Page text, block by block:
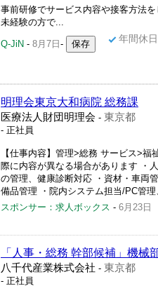
事前研修でサービス内容や接客方法を
未経験の方で...
Q-JiN - 8月7日 - 年間休
明理会東京大和病院 総務課
医療法人財団明理会 - 東京都
- 正社員
【仕事内容】管理>総務 サービス>
際に内容が異なる場合があります ・
の管理、健康診断対応 ・資材・車両
備品管理 ・院内システム担当/PC管
スポンサー：求人ボックス - 6月23日
「人事・総務 幹部候補」機
八千代産業株式会社 - 東京都
- 正社員